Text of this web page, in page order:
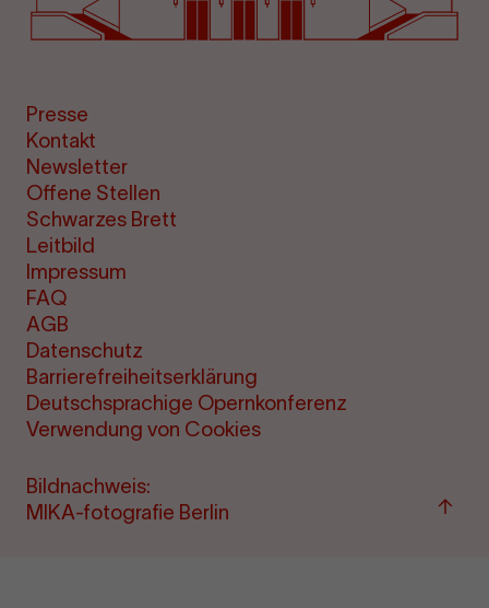
Presse
Kontakt
Newsletter
Offene Stellen
Schwarzes Brett
Leitbild
Impressum
FAQ
AGB
Datenschutz
Barrierefreiheitserklärung
Deutschsprachige Opernkonferenz
Verwendung von Cookies
Bildnachweis:
MIKA-fotografie Berlin
Zum